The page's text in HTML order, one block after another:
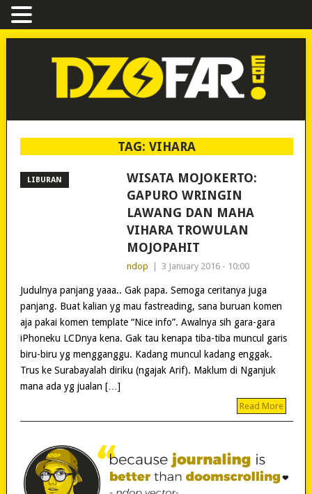
TAG: VIHARA
LIBURAN
WISATA MOJOKERTO:
GAPURO WRINGIN
LAWANG DAN MAHA
VIHARA TROWULAN
MOJOPAHIT
ndop 3 January 2016 - 10:00
Judulnya panjang yaaa.. Gak papa. Semoga ceritanya juga
panjang. Buat kalian yg mau fastreading, sana buruan komen
aja pakai komen template “Nice info”. Awalnya sih gara-gara
iPhoneku LCDnya kena. Gak tau kenapa tiba-tiba muncul garis
biru-biru yg mengganggu. Kadang muncul kadang enggak.
Trus ke Surabayalah diriku (ngajak Arif). Maklum di Nganjuk
mana ada yg jualan […]
Read More